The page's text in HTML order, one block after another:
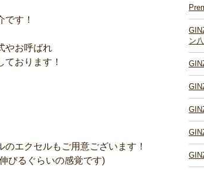
す！
やお呼ばれ
おります！
エクセルもご用意ございます！
びるぐらいの感覚です)
ン